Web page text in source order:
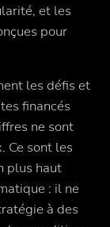
et les
pour
les défis et
financés
ne sont
Ce sont les
plus haut
: il ne
à des